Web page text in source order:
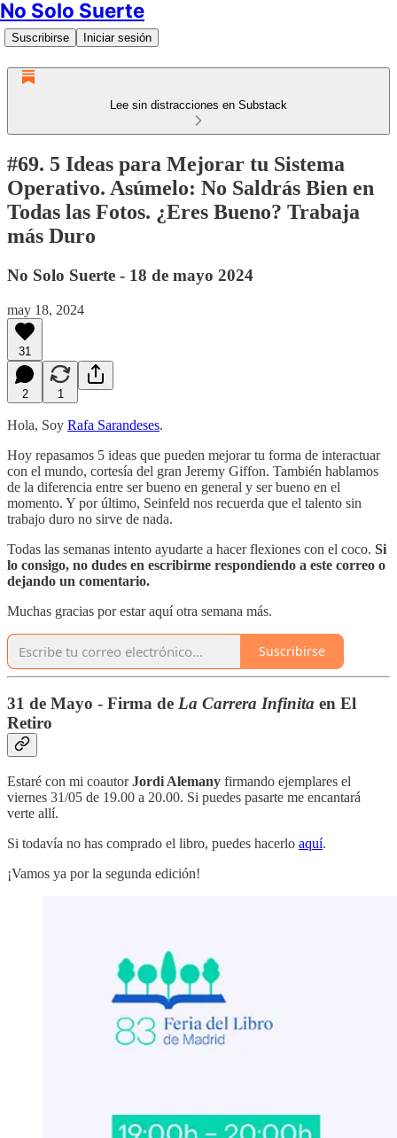
No Solo Suerte
Suscribirse Iniciar sesión
Lee sin distracciones en Substack
#69. 5 Ideas para Mejorar tu Sistema
Operativo. Asúmelo: No Saldrás Bien en
Todas las Fotos. ¿Eres Bueno? Trabaja
más Duro
No Solo Suerte - 18 de mayo 2024
may 18, 2024
31
2 1
Hola, Soy Rafa Sarandeses.
Hoy repasamos 5 ideas que pueden mejorar tu forma de interactuar
con el mundo, cortesía del gran Jeremy Giffon. También hablamos
de la diferencia entre ser bueno en general y ser bueno en el
momento. Y por último, Seinfeld nos recuerda que el talento sin
trabajo duro no sirve de nada.
Todas las semanas intento ayudarte a hacer flexiones con el coco. Si
lo consigo, no dudes en escribirme respondiendo a este correo o
dejando un comentario.
Muchas gracias por estar aquí otra semana más.
Suscribirse
31 de Mayo - Firma de La Carrera Infinita en El
Retiro
Estaré con mi coautorJordi Alemany firmando ejemplares el
viernes 31/05 de 19.00 a 20.00. Si puedes pasarte me encantará
verte allí.
Si todavía no has comprado el libro, puedes hacerlo aquí.
¡Vamos ya por la segunda edición!